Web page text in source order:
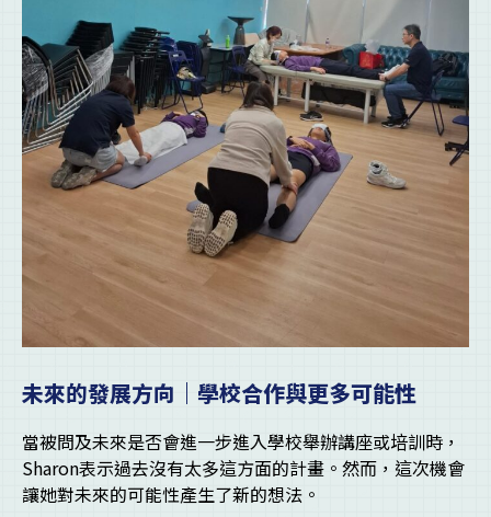
未來的發展方向｜學校合作與更多可能性
當被問及未來是否會進一步進入學校舉辦講座或培訓時，
Sharon表示過去沒有太多這方面的計畫。然而，這次機會
讓她對未來的可能性產生了新的想法。